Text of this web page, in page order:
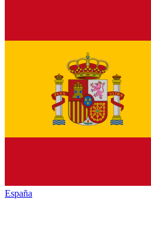
España